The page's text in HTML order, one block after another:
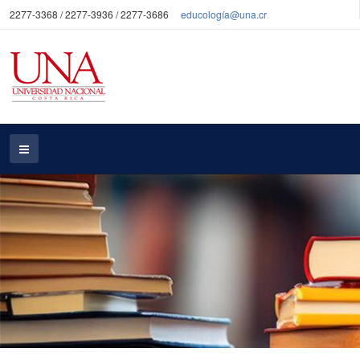
2277-3368 / 2277-3936 / 2277-3686 educología@una.cr